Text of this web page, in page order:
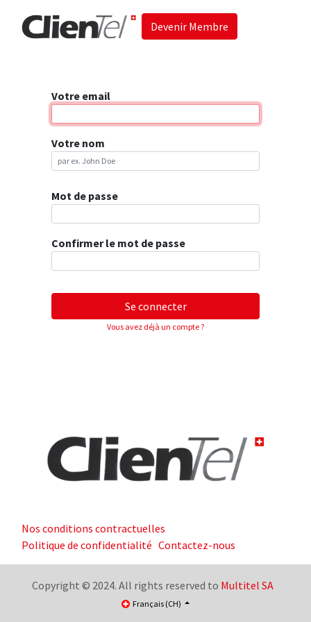
Devenir Membre
Votre email
Votre nom
Mot de passe
Confirmer le mot de passe
Se connecter
Vous avez déjà un compte ?
Nos conditions contractuelles
Politique de confidentialité Contactez-nous
Copyright © 2024. All rights reserved to Multitel SA
Français (CH)